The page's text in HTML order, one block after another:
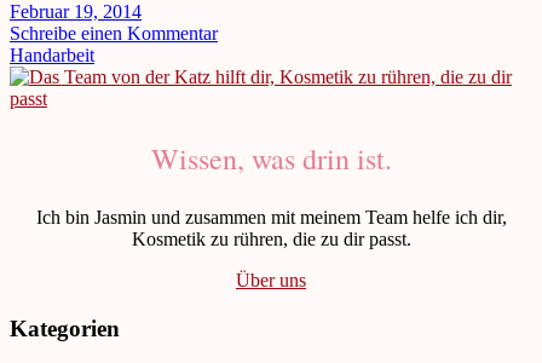
Februar 19, 2014
Schreibe einen Kommentar
Handarbeit
Wissen, was drin ist.
Ich bin Jasmin und zusammen mit meinem Team helfe ich dir,
Kosmetik zu rühren, die zu dir passt.
Über uns
Kategorien